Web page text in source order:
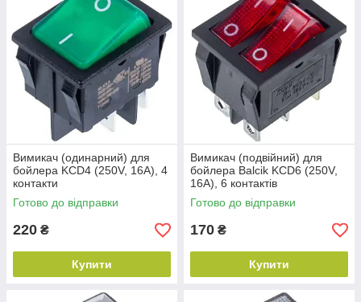
Вимикач (одинарний) для
бойлера KCD4 (250V, 16A), 4
контакти
Готово до відправки
220 ₴
Купити
Вимикач (подвійний) для
бойлера Balcik KCD6 (250V,
16A), 6 контактів
Готово до відправки
170 ₴
Купити